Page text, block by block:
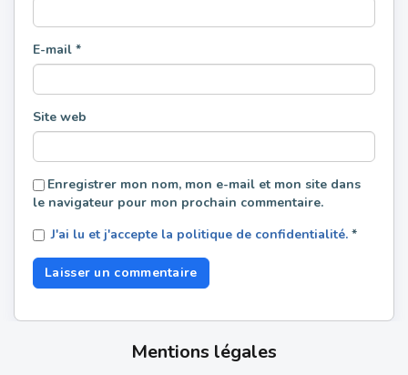
E-mail *
Site web
Enregistrer mon nom, mon e-mail et mon site dans
le navigateur pour mon prochain commentaire.
J'ai lu et j'accepte la politique de confidentialité. *
Mentions légales